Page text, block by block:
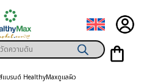
แบรนด์ HealthyMaxดูแลผิว